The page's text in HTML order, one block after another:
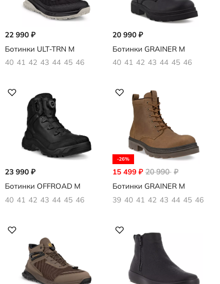
22 990 ₽
Ботинки ULT-TRN M
40 41 42 43 44 45 46
20 990 ₽
Ботинки GRAINER M
40 41 42 43 44 45 46
23 990 ₽
Ботинки OFFROAD M
40 41 42 43 44 45 46
-26%
15 499 ₽ 20 990 ₽
Ботинки GRAINER M
39 40 41 42 43 44 45 46